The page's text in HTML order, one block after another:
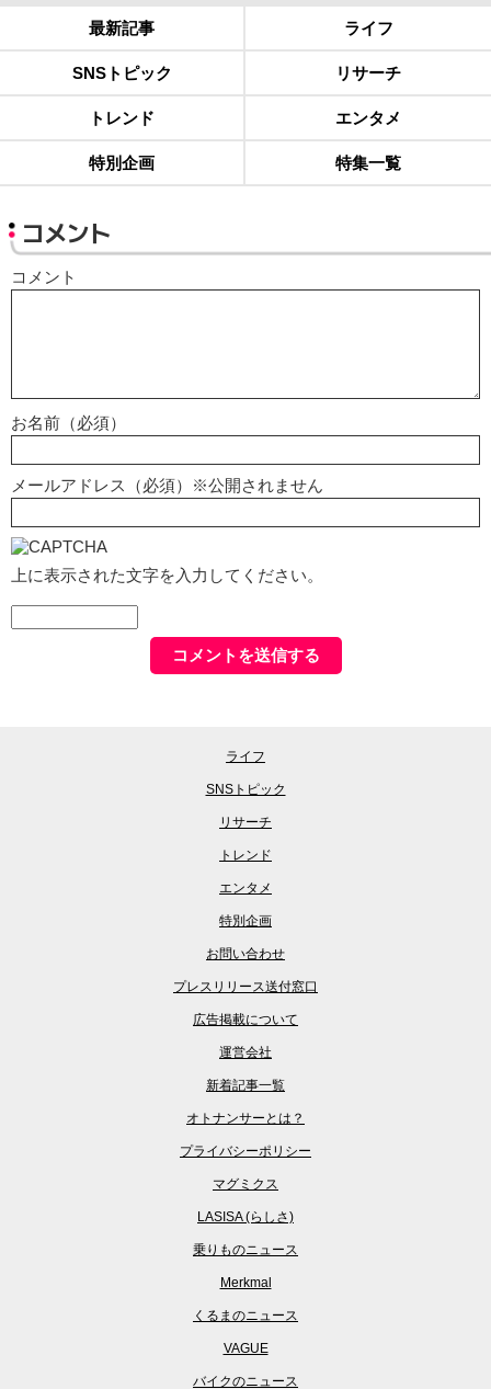
最新記事 ライフ
SNSトピック リサーチ
トレンド エンタメ
特別企画 特集一覧
コメント
コメント
お名前（必須）
メールアドレス（必須）※公開されません
上に表示された文字を入力してください。
ライフ
SNSトピック
リサーチ
トレンド
エンタメ
特別企画
お問い合わせ
プレスリリース送付窓口
広告掲載について
運営会社
新着記事一覧
オトナンサーとは？
プライバシーポリシー
マグミクス
LASISA (らしさ)
乗りものニュース
Merkmal
くるまのニュース
VAGUE
バイクのニュース